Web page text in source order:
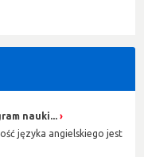
nauki...
języka angielskiego jest